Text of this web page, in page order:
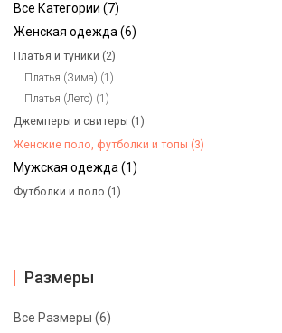
Все Категории (7)
Женская одежда (6)
Платья и туники (2)
Платья (Зима) (1)
Платья (Лето) (1)
Джемперы и свитеры (1)
Женские поло, футболки и топы (3)
Мужская одежда (1)
Футболки и поло (1)
Размеры
Все Размеры (6)